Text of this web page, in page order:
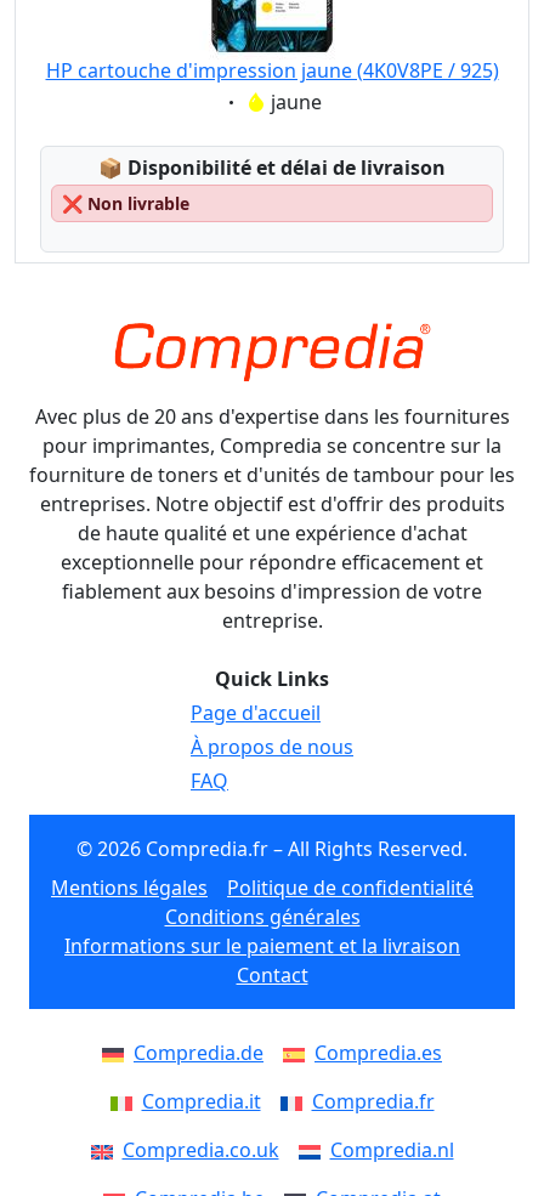
HP cartouche d'impression jaune (4K0V8PE / 925)
Eigenschaft:
jaune
📦 Lagerstatus:
Disponibilité et délai de livraison
❌ Non livrable
Avec plus de 20 ans d'expertise dans les fournitures
pour imprimantes, Compredia se concentre sur la
fourniture de toners et d'unités de tambour pour les
entreprises. Notre objectif est d'offrir des produits
de haute qualité et une expérience d'achat
exceptionnelle pour répondre efficacement et
fiablement aux besoins d'impression de votre
entreprise.
Quick Links
Page d'accueil
À propos de nous
FAQ
© 2026 Compredia.fr – All Rights Reserved.
Mentions légales
Politique de confidentialité
Conditions générales
Informations sur le paiement et la livraison
Contact
Compredia.de
Compredia.es
Compredia.it
Compredia.fr
Compredia.co.uk
Compredia.nl